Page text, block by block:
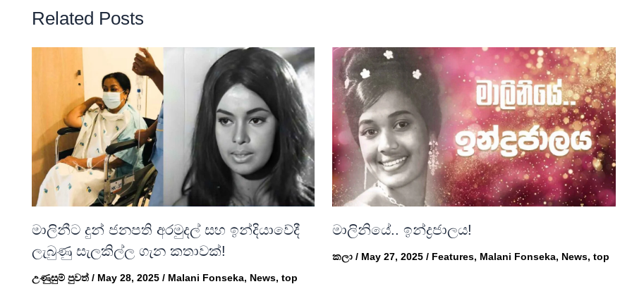
Related Posts
මාලිනීට දුන් ජනපති අරමුදල් සහ ඉන්දියාවේදී
ලැබුණු සැලකිල්ල ගැන කතාවක්!
උණුසුම් පුවත් / May 28, 2025 / Malani Fonseka, News, top
මාලිනියේ.. ඉන්ද්‍රජාලය!
කලා / May 27, 2025/ Features, Malani Fonseka, News,top